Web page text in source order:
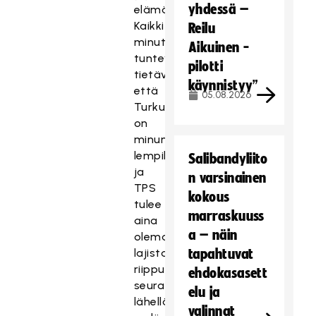
elämästä.
Kaikki
minut
tuntevat,
tietävätkin,
että
Turku
on
minun
lempikaupunki
ja
TPS
tulee
aina
olemaan
lajista
riippumatta
seura
lähellä
yhdessä –
Reilu
Aikuinen -
pilotti
käynnistyy”
05.08.2026
Salibandyliito
n varsinainen
kokous
marraskuuss
a – näin
tapahtuvat
ehdokasasett
elu ja
valinnat